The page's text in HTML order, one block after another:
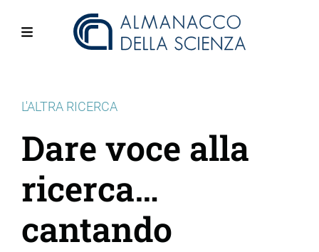
L'ALTRA RICERCA
Dare voce alla
ricerca…
cantando